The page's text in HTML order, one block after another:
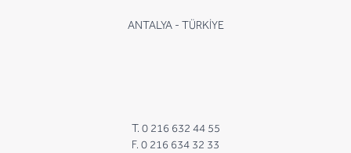
ANTALYA - TÜRKİYE
T. 0 216 632 44 55
F. 0 216 634 32 33